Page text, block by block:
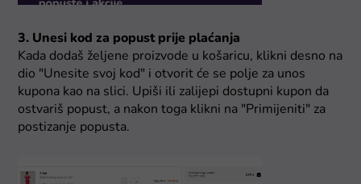
3. Unesi kod za popust prije plaćanja
Kada dodaš željene proizvode u košaricu, klikni desno na
dio "Unesite svoj kod" i otvorit će se polje za unos
kupona kao na slici. Upiši ili zalijepi dostupni kupon da
ostvariš popust, a nakon toga klikni na "Primijeniti" za
postizanje popusta.